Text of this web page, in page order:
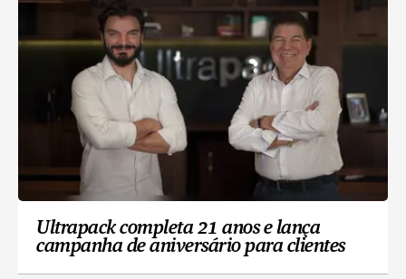
Ultrapack completa 21 anos e lança
campanha de aniversário para clientes